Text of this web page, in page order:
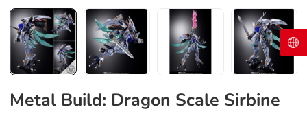
Metal Build: Dragon Scale Sirbine